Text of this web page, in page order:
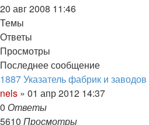
20 авг 2008 11:46
Темы
Ответы
Просмотры
Последнее сообщение
1887 Указатель фабрик и заводов
nels » 01 апр 2012 14:37
0 Ответы
5610 Просмотры